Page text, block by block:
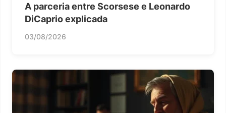
A parceria entre Scorsese e Leonardo
DiCaprio explicada
03/08/2026